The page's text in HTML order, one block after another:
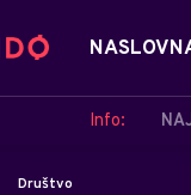
Info:
Društvo